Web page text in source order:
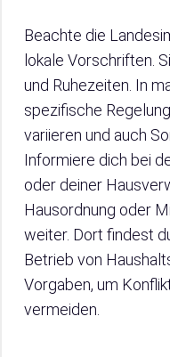
Beachte die
lokale Vorschriften.
und Ruhezeiten. In
spezifische
variieren und auch
Informiere dich bei
oder deiner
Hausordnung oder
weiter. Dort findest
Betrieb von
Vorgaben, um
vermeiden.